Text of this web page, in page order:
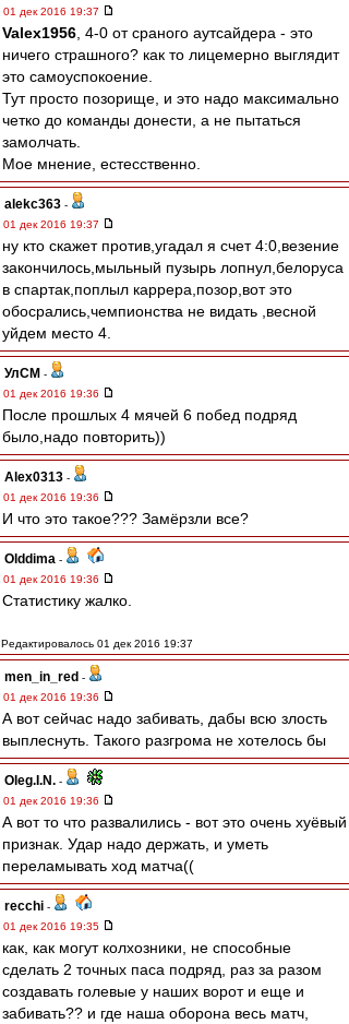
01 дек 2016 19:37
Valex1956 , 4-0 от сраного аутсайдера - это
ничего страшного? как то лицемерно выглядит
это самоуспокоение.
Тут просто позорище, и это надо максимально
четко до команды донести, а не пытаться
замолчать.
Мое мнение, естесственно.
alekc363 -
01 дек 2016 19:37
ну кто скажет против,угадал я счет 4:0,везение
закончилось,мыльный пузырь лопнул,белоруса
в спартак,поплыл каррера,позор,вот это
обосрались,чемпионства не видать ,весной
уйдем место 4.
УлСМ -
01 дек 2016 19:36
После прошлых 4 мячей 6 побед подряд
было,надо повторить))
Alex0313 -
01 дек 2016 19:36
И что это такое??? Замёрзли все?
Olddima -
01 дек 2016 19:36
Статистику жалко.
Редактировалось 01 дек 2016 19:37
men_in_red -
01 дек 2016 19:36
А вот сейчас надо забивать, дабы всю злость
выплеснуть. Такого разгрома не хотелось бы
Oleg.I.N. -
01 дек 2016 19:36
А вот то что развалились - вот это очень хуёвый
признак. Удар надо держать, и уметь
переламывать ход матча((
recchi -
01 дек 2016 19:35
как, как могут колхозники, не способные
сделать 2 точных паса подряд, раз за разом
создавать голевые у наших ворот и еще и
забивать?? и где наша оборона весь матч,